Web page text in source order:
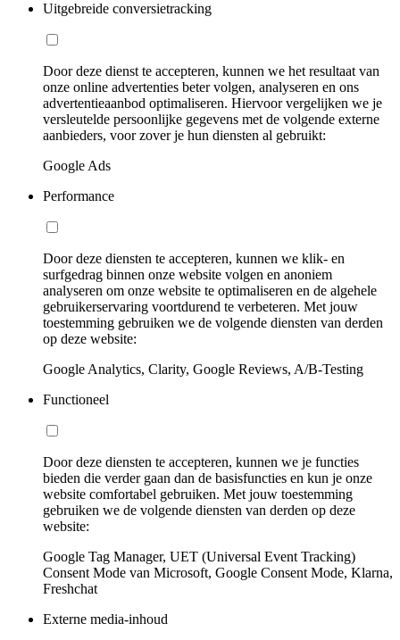
Uitgebreide conversietracking
Door deze dienst te accepteren, kunnen we het resultaat van
onze online advertenties beter volgen, analyseren en ons
advertentieaanbod optimaliseren. Hiervoor vergelijken we je
versleutelde persoonlijke gegevens met de volgende externe
aanbieders, voor zover je hun diensten al gebruikt:
Google Ads
Performance
Door deze diensten te accepteren, kunnen we klik- en
surfgedrag binnen onze website volgen en anoniem
analyseren om onze website te optimaliseren en de algehele
gebruikerservaring voortdurend te verbeteren. Met jouw
toestemming gebruiken we de volgende diensten van derden
op deze website:
Google Analytics, Clarity, Google Reviews, A/B-Testing
Functioneel
Door deze diensten te accepteren, kunnen we je functies
bieden die verder gaan dan de basisfuncties en kun je onze
website comfortabel gebruiken. Met jouw toestemming
gebruiken we de volgende diensten van derden op deze
website:
Google Tag Manager, UET (Universal Event Tracking)
Consent Mode van Microsoft, Google Consent Mode, Klarna,
Freshchat
Externe media-inhoud